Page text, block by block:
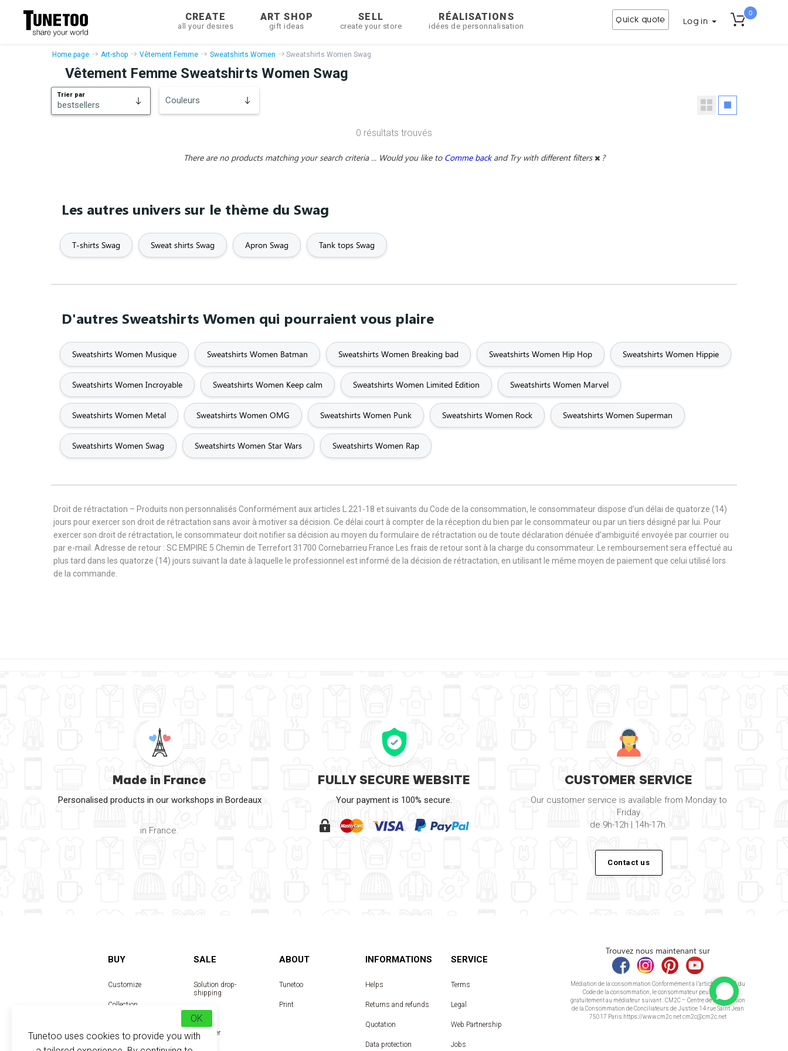
CREATE
all your desires
ART SHOP
gift ideas
SELL
create your store
RÉALISATIONS
idées de personnalisation
Quick quote Log in
0
Home page Art-shop Vêtement Femme Sweatshirts Women Sweatshirts Women Swag
Vêtement Femme Sweatshirts Women Swag
Trier par
bestsellers Couleurs
0 résultats trouvés
There are no products matching your search criteria ... Would you like to Comme back and Try with different filters ?
Les autres univers sur le thème du Swag
T-shirts Swag Sweat shirts Swag Apron Swag Tank tops Swag
D'autres Sweatshirts Women qui pourraient vous plaire
Sweatshirts Women Musique Sweatshirts Women Batman Sweatshirts Women Breaking bad Sweatshirts Women Hip Hop Sweatshirts Women Hippie
Sweatshirts Women Incroyable Sweatshirts Women Keep calm Sweatshirts Women Limited Edition Sweatshirts Women Marvel
Sweatshirts Women Metal Sweatshirts Women OMG Sweatshirts Women Punk Sweatshirts Women Rock Sweatshirts Women Superman
Sweatshirts Women Swag Sweatshirts Women Star Wars Sweatshirts Women Rap
Droit de rétractation – Produits non personnalisés Conformément aux articles L.221-18 et suivants du Code de la consommation, le consommateur dispose d’un délai de quatorze (14)
jours pour exercer son droit de rétractation sans avoir à motiver sa décision. Ce délai court à compter de la réception du bien par le consommateur ou par un tiers désigné par lui. Pour
exercer son droit de rétractation, le consommateur doit notifier sa décision au moyen du formulaire de rétractation ou de toute déclaration dénuée d’ambiguïté envoyée par courrier ou
par e-mail. Adresse de retour : SC EMPIRE 5 Chemin de Terrefort 31700 Cornebarrieu France Les frais de retour sont à la charge du consommateur. Le remboursement sera effectué au
plus tard dans les quatorze (14) jours suivant la date à laquelle le professionnel est informé de la décision de rétractation, en utilisant le même moyen de paiement que celui utilisé lors
de la commande.
Made in France
Personalised products in our workshops in Bordeaux
in France.
FULLY SECURE WEBSITE
Your payment is 100% secure.
CUSTOMER SERVICE
Our customer service is available from Monday to
Friday
de 9h-12h | 14h-17h.
Contact us
BUY
Customize
Collection
SALE
Solution drop-
shipping
Reseller
Designer
ABOUT
Tunetoo
Print
INFORMATIONS
Helps
Returns and refunds
Quotation
Data protection
SERVICE
Terms
Legal
Web Partnership
Jobs
Trouvez nous maintenant sur
Médiation de la consommation Conformément à l’article L.616-1 du
Code de la consommation, le consommateur peut recourir
gratuitement au médiateur suivant : CM2C – Centre de la Médiation
de la Consommation de Conciliateurs de Justice 14 rue Saint Jean
75017 Paris https://www.cm2c.net cm2c@cm2c.net
Tunetoo uses cookies to provide you with
OK